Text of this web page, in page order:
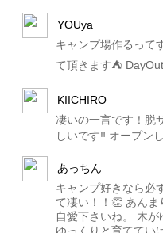
YOUya
キャンプ場作るって
て頂きます⛺️
KIICHIRO
凄いの一言です！脱
しいです‼️ オープン
あっちん
キャンプ好きなら必
て凄い！！👏 あん
自愛下さいね。 木